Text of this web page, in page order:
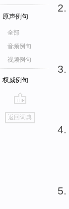
原声例句
全部
音频例句
视频例句
权威例句
go
top
返回词典